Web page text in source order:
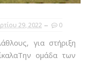
29, 2022 0
για στήριξη
ομάδα των